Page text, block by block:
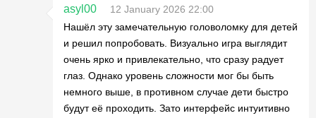
asyl00
12 January 2026 22:00
Нашёл эту замечательную головоломку для детей
и решил попробовать. Визуально игра выглядит
очень ярко и привлекательно, что сразу радует
глаз. Однако уровень сложности мог бы быть
немного выше, в противном случае дети быстро
будут её проходить. Зато интерфейс интуитивно